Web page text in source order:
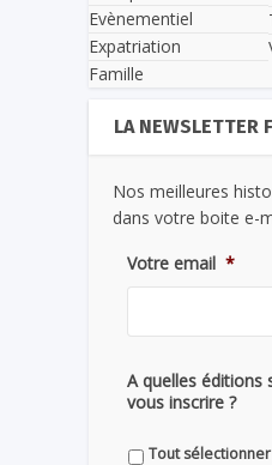
Evènementiel
Expatriation
Famille
LA NEWSLETTER
Nos meilleures
dans votre boite e-
Votre email *
A quelles éditions
vous inscrire ?
Tout sélectionner